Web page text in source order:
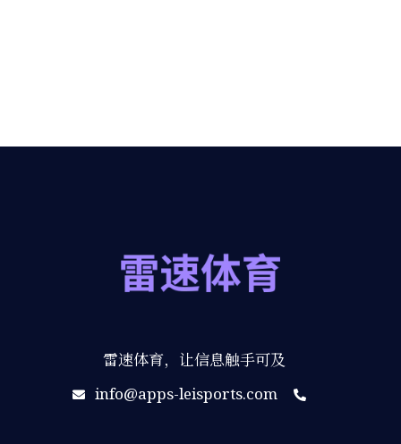
雷速体育，让信息触手可及
info@apps-leisports.com